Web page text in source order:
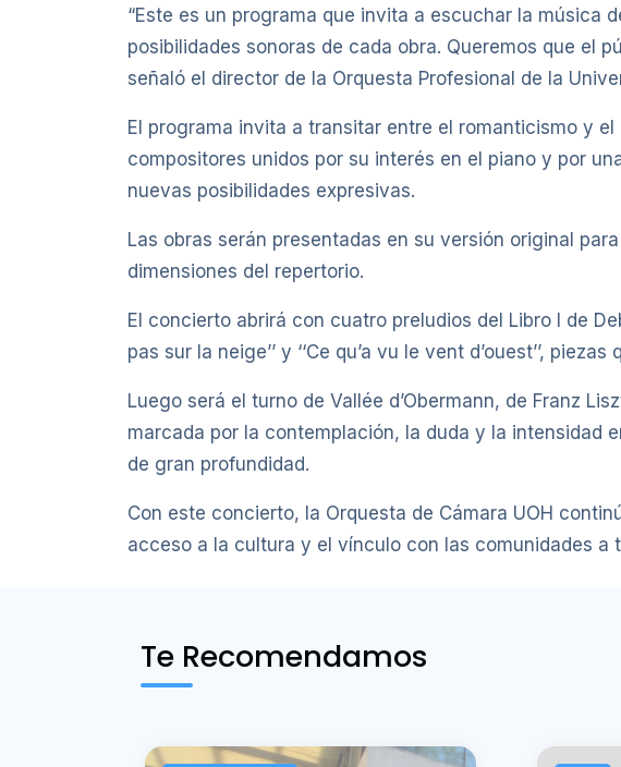
“Este es un programa que invita a escuchar la música
posibilidades sonoras de cada obra. Queremos que el
señaló el director de la Orquesta Profesional de la
El programa invita a transitar entre el romanticismo y
compositores unidos por su interés en el piano y por
nuevas posibilidades expresivas.
Las obras serán presentadas en su versión original
dimensiones del repertorio.
El concierto abrirá con cuatro preludios del Libro I de
pas sur la neige’’ y ‘‘Ce qu’a vu le vent d’ouest’’,
Luego será el turno de Vallée d’Obermann, de Franz
marcada por la contemplación, la duda y la intensidad
de gran profundidad.
Con este concierto, la Orquesta de Cámara UOH
acceso a la cultura y el vínculo con las comunidades
Te Recomendamos